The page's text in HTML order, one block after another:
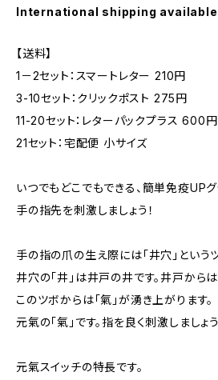
International shipping available
【送料】
1－2セット：スマートレター 210円
3-10セット：クリックポスト 275円
11-20セット：レターパックプラス 600円
21セット：宅配便 小サイズ
いつでもどこでもできる、簡単免疫UPグ
手の指先を刺激しましょう！
手の指の爪の生え際には「井穴」という
井穴の「井」は井戸の井です。井戸から
このツボからは「氣」が湧き上がります。
元氣の「氣」です。指を良く刺激しましょう
元氣スイッチの特長です。